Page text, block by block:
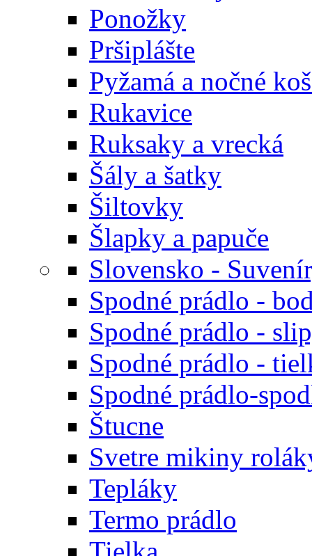
Ponožky
Pršiplášte
Pyžamá a nočné
Rukavice
Ruksaky a vrecká
Šály a šatky
Šiltovky
Šlapky a papuče
Slovensko -
Spodné prádlo -
Spodné prádlo -
Spodné prádlo -
Spodné prádlo-
Štucne
Svetre mikiny
Tepláky
Termo prádlo